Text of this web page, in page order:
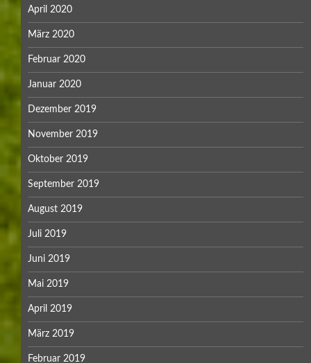
April 2020
März 2020
Februar 2020
Januar 2020
Dezember 2019
November 2019
Oktober 2019
September 2019
August 2019
Juli 2019
Juni 2019
Mai 2019
April 2019
März 2019
Februar 2019